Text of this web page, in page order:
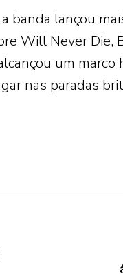
banda lançou
Will Never Die,
um
nas paradas